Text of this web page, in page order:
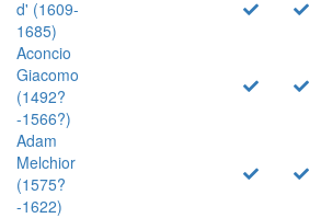
d' (1609-
1685)
Aconcio
Giacomo
(1492?
-1566?)
Adam
Melchior
(1575?
-1622)